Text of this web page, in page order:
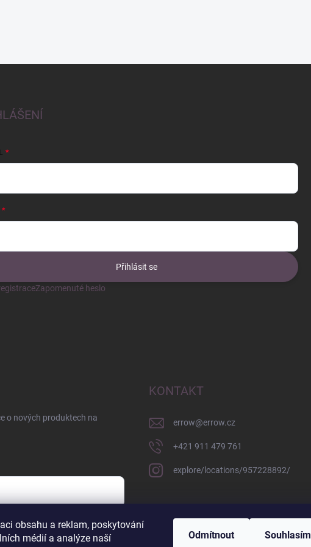
obsahu a reklam, poskytování
médií a analýze naší
Odmítnout Souhlasím
Přihlásit se
Zapomenuté heslo
o nových produktech na
údajů
KONTAKT
errow@errow.cz
+421 911 479 761
explore/locations/957228892/